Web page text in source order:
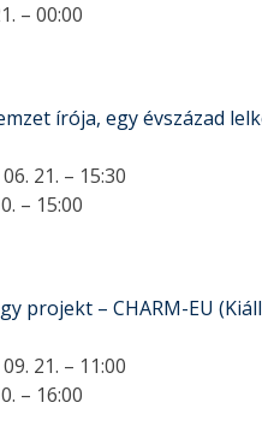
– 00:00
írója, egy évszázad
21. – 15:30
– 15:00
projekt – CHARM-EU
21. – 11:00
– 16:00